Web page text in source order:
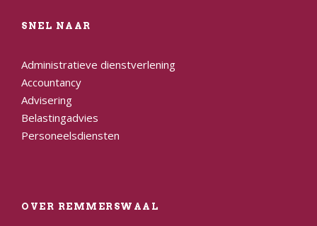
SNEL NAAR
Administratieve dienstverlening
Accountancy
Advisering
Belastingadvies
Personeelsdiensten
OVER REMMERSWAAL